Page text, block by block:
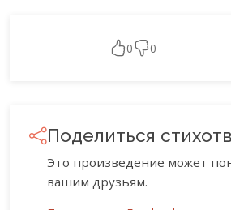
0 0
Поделиться
Это произведение может
вашим друзьям.